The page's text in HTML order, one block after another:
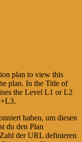
plan to view this
plan. In the Title of
the Level L1 or L2
haben, um diesen
du den Plan
der URL definieren